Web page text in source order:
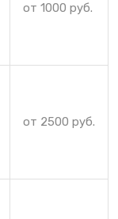
от 1000 руб.
от 2500 руб.